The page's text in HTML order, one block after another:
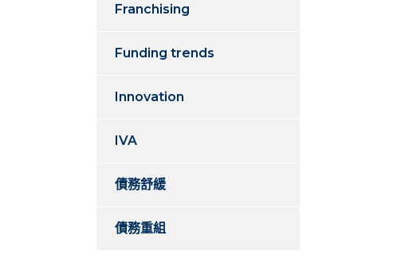
Franchising
Funding trends
Innovation
IVA
債務舒緩
債務重組